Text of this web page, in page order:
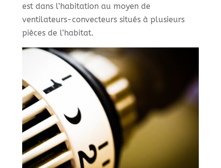
est dans l’habitation au moyen de
ventilateurs-convecteurs situés à plusieurs
pièces de l’habitat.